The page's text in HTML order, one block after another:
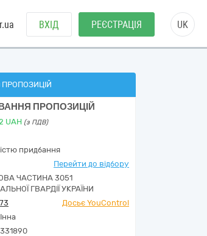
ВХІД РЕЄСТРАЦІЯ UK
ПРОПОЗИЦІЙ
ПРОПОЗИЦІЙ
UAH (з ПДВ)
придбання
Перейти до відбору
ЧАСТИНА 3051
ГВАРДІЇ УКРАЇНИ
Досьє YouControl